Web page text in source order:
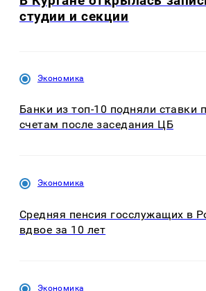
студии и секции
Экономика
Банки из топ-10 подняли ставки
счетам после заседания ЦБ
Экономика
Средняя пенсия госслужащих в
вдвое за 10 лет
Экономика